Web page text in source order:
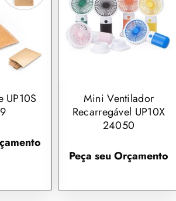
UP10S
Mini Ventilador
Recarregável UP10X
24050
Peça seu Orçamento